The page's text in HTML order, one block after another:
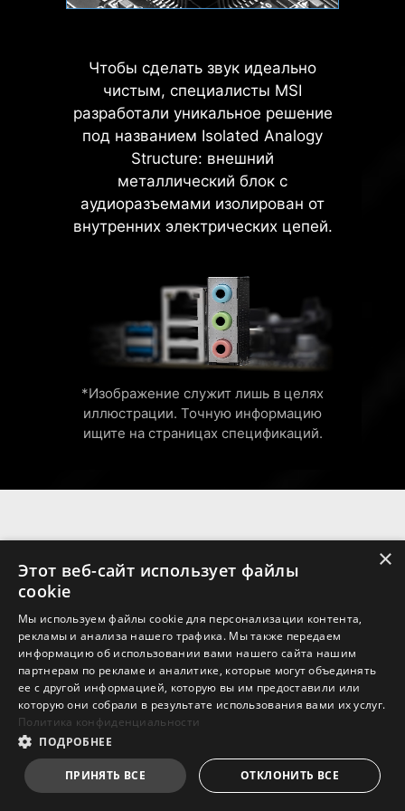
Чтобы сделать звук идеально
чистым, специалисты MSI
разработали уникальное решение
под названием Isolated Analogy
Structure: внешний
металлический блок с
аудиоразъемами изолирован от
внутренних электрических цепей.
*Изображение служит лишь в целях
иллюстрации. Точную информацию
ищите на страницах спецификаций.
Flame Breathing
Temperature
Lightning Receration
Meteor Default
Добавьте больше цвета своему
компьютеру! Разъемы
расширения подсветки Mystic
Light Extension служат для
дополнительных светодиодных
лент и периферийных устройств
Просто нажмите одну кнопку,
MSI AI Engine устраняет
необходимость ручной настройки
параметров, экономя ваше время.
Материнские платы MSI
поставляются с 60-дневной
пробной версией приложения
AIDA64 Extreme с оригинальным
интерфейсом. Это весьма
полезный инструмент для
тестирования компьютера. С его
программных компонентах, а
удобного формата, например CSV
или HTML.
×
Этот веб-сайт использует файлы
cookie
Мы используем файлы cookie для персонализации контента,
рекламы и анализа нашего трафика. Мы также передаем
информацию об использовании вами нашего сайта нашим
партнерам по рекламе и аналитике, которые могут объединять
ее с другой информацией, которую вы им предоставили или
которую они собрали в результате использования вами их услуг.
Политика конфиденциальности
ПОДРОБНЕЕ
ПРИНЯТЬ ВСЕ ОТКЛОНИТЬ ВСЕ